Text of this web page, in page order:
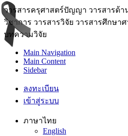
วารสารครุศาสตร์ปัญญา วารสารด้า
วิชาการ วารสารวิจัย วารสารศึกษา
บทความวิจัย
Main Navigation
Main Content
Sidebar
ลงทะเบียน
เข้าสู่ระบบ
ภาษาไทย
English